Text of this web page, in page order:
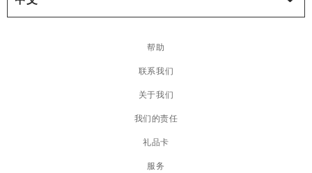
帮助
联系我们
关于我们
我们的责任
礼品卡
服务